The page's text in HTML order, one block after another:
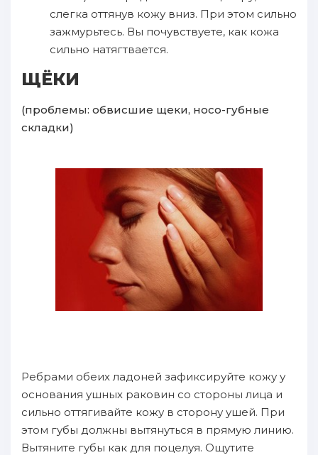
слегка оттянув кожу вниз. При этом сильно
зажмурьтесь. Вы почувствуете, как кожа
сильно натягтвается.
ЩЁКИ
(проблемы: обвисшие щеки, носо-губные
складки)
Ребрами обеих ладоней зафиксируйте кожу у
основания ушных раковин со стороны лица и
сильно оттягивайте кожу в сторону ушей. При
этом губы должны вытянуться в прямую линию.
Вытяните губы как для поцелуя. Ощутите